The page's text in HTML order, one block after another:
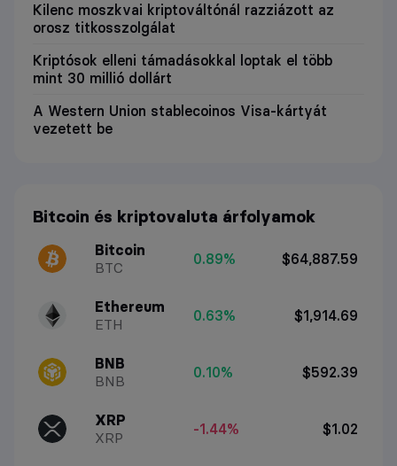
Kilenc moszkvai kriptováltónál razziázott az
orosz titkosszolgálat
Kriptósok elleni támadásokkal loptak el több
mint 30 millió dollárt
A Western Union stablecoinos Visa-kártyát
vezetett be
Bitcoin és kriptovaluta árfolyamok
Bitcoin
BTC
0.89% $64,887.59
Ethereum
ETH
0.63% $1,914.69
BNB
BNB
0.10% $592.39
XRP
XRP
-1.44% $1.02